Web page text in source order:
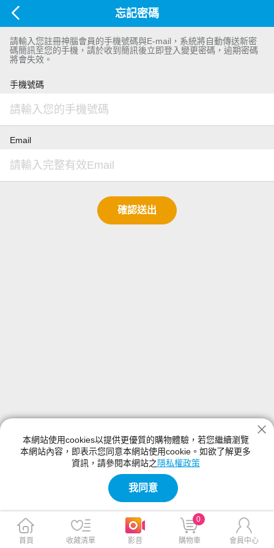
忘記密碼
請輸入您註冊神腦會員的手機號碼與E-mail，系統將自動傳送新密
碼簡訊至您的手機，請於收到簡訊後立即登入變更密碼，逾期密碼
將會失效。
手機號碼
Email
確認送出
本網站使用cookies以提供更優質的購物體驗，若您繼續瀏覽
本網站內容，即表示您同意本網站使用cookie。如欲了解更多
資訊，請參閱本網站之 隱私權政策
我同意
首頁 收藏清單 影音 購物車
0
會員中心